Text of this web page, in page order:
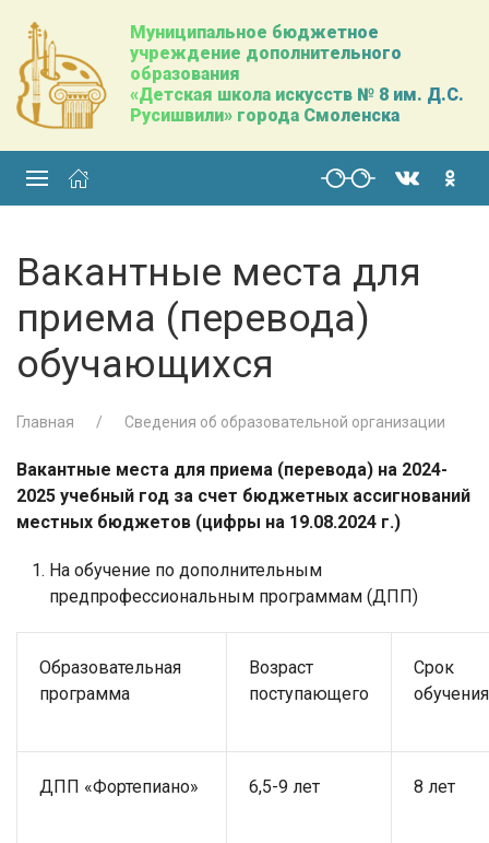
Муниципальное бюджетное
учреждение дополнительного
образования
«Детская школа искусств № 8 им. Д.С.
Русишвили» города Смоленска
Вакантные места для
приема (перевода)
обучающихся
Главная Сведения об образовательной организации
Вакантные места для приема (перевода) на 2024-
2025 учебный год за счет бюджетных ассигнований
местных бюджетов (цифры на 19.08.2024 г.)
На обучение по дополнительным
предпрофессиональным программам (ДПП)
Образовательная
программа
Возраст
поступающего
Срок
обучения
ДПП «Фортепиано» 6,5-9 лет 8 лет